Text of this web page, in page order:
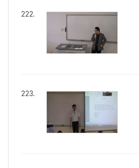
222.
223.